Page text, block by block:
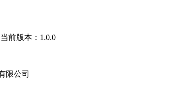
当前版本：1.0.0
限公司